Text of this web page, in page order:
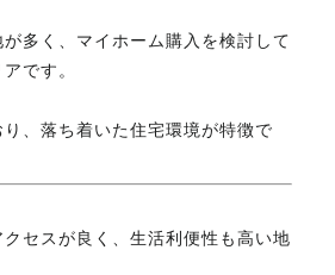
多く、マイホーム購入を検討して
です。
、落ち着いた住宅環境が特徴で
セスが良く、生活利便性も高い地